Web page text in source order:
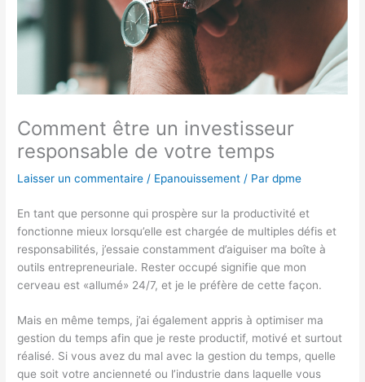
Comment être un investisseur
responsable de votre temps
Laisser un commentaire / Epanouissement / Pardpme
En tant que personne qui prospère sur la productivité et
fonctionne mieux lorsqu’elle est chargée de multiples défis et
responsabilités, j’essaie constamment d’aiguiser ma boîte à
outils entrepreneuriale. Rester occupé signifie que mon
cerveau est «allumé» 24/7, et je le préfère de cette façon.
Mais en même temps, j’ai également appris à optimiser ma
gestion du temps afin que je reste productif, motivé et surtout
réalisé. Si vous avez du mal avec la gestion du temps, quelle
que soit votre ancienneté ou l’industrie dans laquelle vous